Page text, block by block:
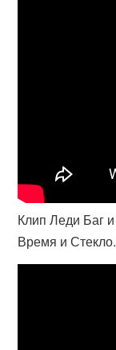
Клип Леди Баг
Время и Стекло.